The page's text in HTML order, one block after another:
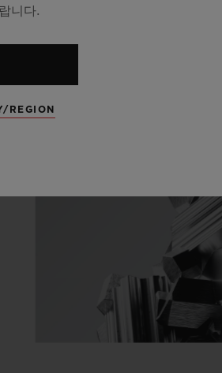
니다.
REGION